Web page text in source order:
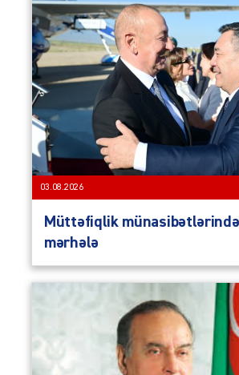
03.08.2026
Müttəfiqlik
mərhələ